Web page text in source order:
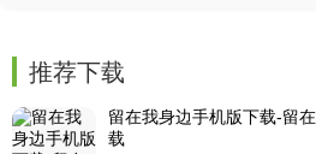
推荐下载
留在我身边手机版下载-留
载